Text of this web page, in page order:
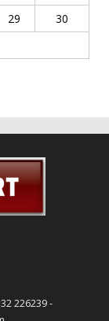
29
30
226239 -